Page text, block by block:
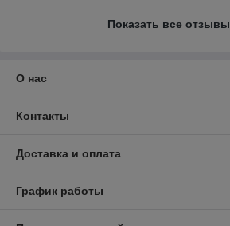
Показать все отзывы
О нас
Контакты
Доставка и оплата
График работы